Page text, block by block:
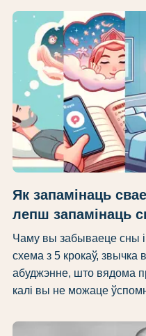
Як запамінаць
лепш запамінаць
Чаму вы забываеце сны і
схема з 5 крокаў, звычка
абуджэнне, што вядома
калі вы не можаце